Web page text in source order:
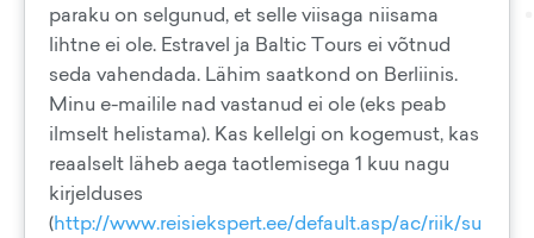
paraku on selgunud, et selle viisaga niisama
lihtne ei ole. Estravel ja Baltic Tours ei võtnud
seda vahendada. Lähim saatkond on Berliinis.
Minu e-mailile nad vastanud ei ole (eks peab
ilmselt helistama). Kas kellelgi on kogemust, kas
reaalselt läheb aega taotlemisega 1 kuu nagu
kirjelduses
(http://www.reisiekspert.ee/default.asp/ac/riik/su